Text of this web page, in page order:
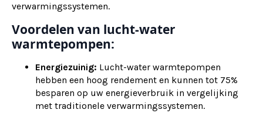
verwarmingssystemen.
Voordelen van lucht-water
warmtepompen:
Energiezuinig: Lucht-water warmtepompen
hebben een hoog rendement en kunnen tot 75%
besparen op uw energieverbruik in vergelijking
met traditionele verwarmingssystemen.